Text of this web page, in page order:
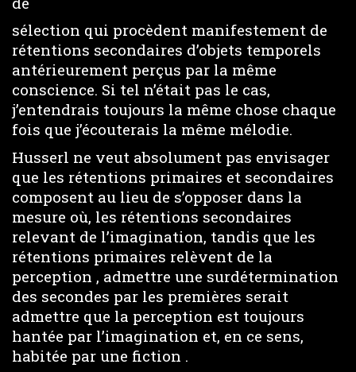
sélection qui procèdent manifestement de
rétentions secondaires d’objets temporels
antérieurement perçus par la même
conscience. Si tel n’était pas le cas,
j’entendrais toujours la même chose chaque
fois que j’écouterais la même mélodie.
Husserl ne veut absolument pas envisager
que les rétentions primaires et secondaires
composent au lieu de s’opposer dans la
mesure où, les rétentions secondaires
relevant de l’imagination, tandis que les
rétentions primaires relèvent de la
perception , admettre une surdétermination
des secondes par les premières serait
admettre que la perception est toujours
hantée par l’imagination et, en ce sens,
habitée par une fiction .